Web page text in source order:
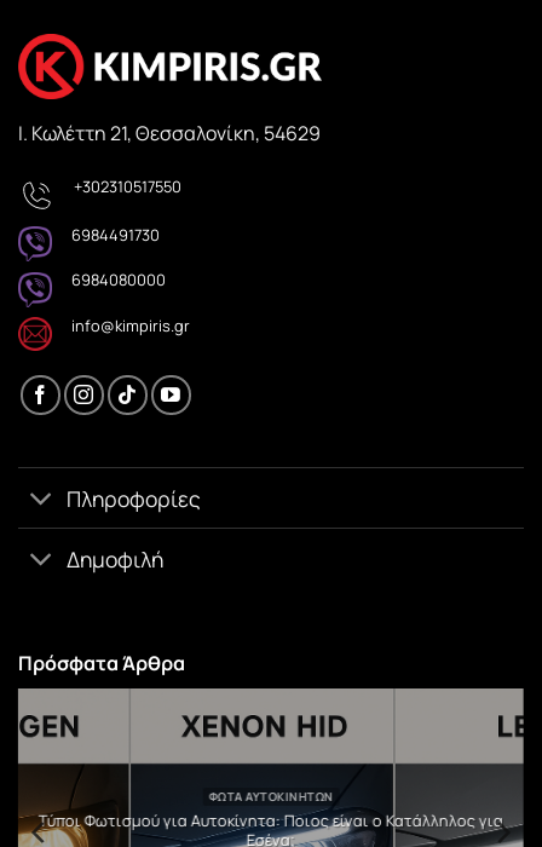
Ι. Κωλέττη 21, Θεσσαλονίκη, 54629
+302310517550
6984491730
6984080000
info@kimpiris.gr
Πληροφορίες
Δημοφιλή
Πρόσφατα Άρθρα
ΦΏΤΑ ΑΥΤΟΚΙΝΉΤΩΝ
Τύποι Φωτισμού για Αυτοκίνητα: Ποιος είναι ο Κατάλληλος για
Εσένα;